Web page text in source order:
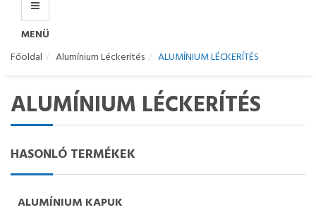
MENÜ
Főoldal Alumínium Léckerítés ALUMÍNIUM LÉCKERÍTÉS
ALUMÍNIUM LÉCKERÍTÉS
HASONLÓ TERMÉKEK
ALUMÍNIUM KAPUK